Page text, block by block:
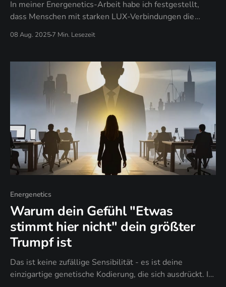
In meiner Energenetics-Arbeit habe ich festgestellt,
dass Menschen mit starken LUX-Verbindungen die
Gelegenheiten fühlen können.
08 Aug. 2025 7 Min. Lesezeit
Energenetics
Warum dein Gefühl "Etwas
stimmt hier nicht" dein größter
Trumpf ist
Das ist keine zufällige Sensibilität - es ist deine
einzigartige genetische Kodierung, die sich ausdrückt. Im